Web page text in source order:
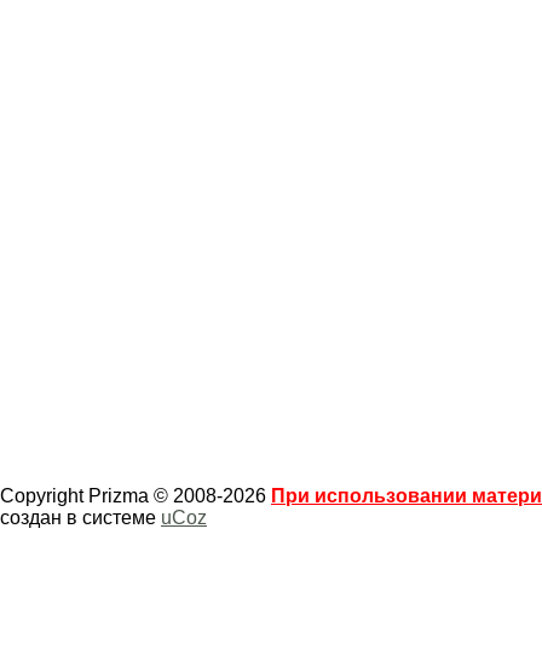
Copyright Prizma © 2008-2026 При использовании
создан в системе uCoz